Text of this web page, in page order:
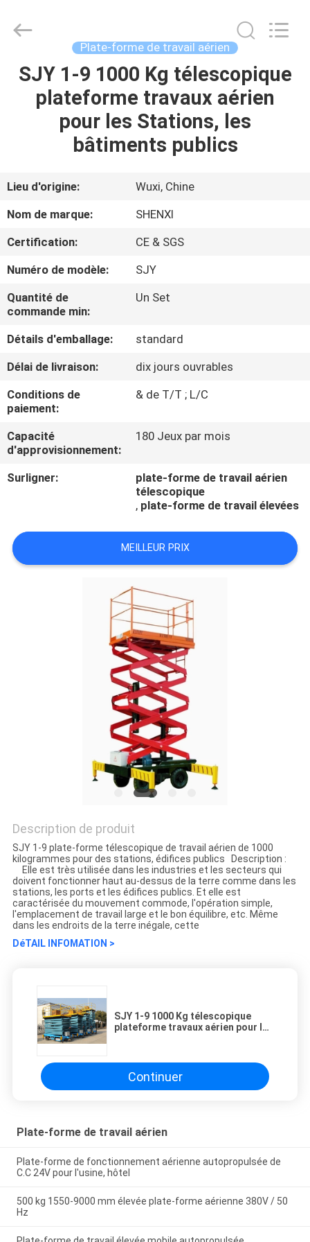
MAISON
PRODUITS
SUJET
DE
NOUS
VISITE
D'USINE
CONTRÔLE
DE
QUALITÉ
CONTACTEZ-
NOUS
UNE
CITATION
suspendue
Fournisseur.
suspendedworkingplatform.com.
Plate-forme de travail aérien
SJY 1-9 1000 Kg télescopique
plateforme travaux aérien
pour les Stations, les
bâtiments publics
Lieu d'origine:
Wuxi, Chine
Nom de marque:
SHENXI
Certification:
CE & SGS
Numéro de modèle:
SJY
Quantité de
commande min:
Un Set
Détails d'emballage:
standard
Délai de livraison:
dix jours ouvrables
Conditions de
paiement:
& de T/T ; L/C
Capacité
d'approvisionnement:
180 Jeux par mois
Surligner:
plate-forme de travail aérien
télescopique
, plate-forme de travail élevées
MEILLEUR PRIX
Description de produit
SJY 1-9 plate-forme télescopique de travail aérien de 1000
kilogrammes pour des stations, édifices publics Description :
Elle est très utilisée dans les industries et les secteurs qui
doivent fonctionner haut au-dessus de la terre comme dans les
stations, les ports et les édifices publics. Et elle est
caractérisée du mouvement commode, l'opération simple,
l'emplacement de travail large et le bon équilibre, etc. Même
dans les endroits de la terre inégale, cette
DéTAIL INFOMATION >
SJY 1-9 1000 Kg télescopique
plateforme travaux aérien pour les
Continuer
Plate-forme de travail aérien
Plate-forme de fonctionnement aérienne autopropulsée de
C.C 24V pour l'usine, hôtel
500 kg 1550-9000 mm élevée plate-forme aérienne 380V / 50
Hz